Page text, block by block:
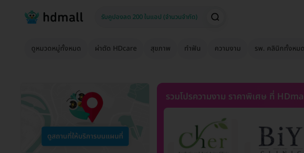
ดูหมวดหมู่ทั้งหมด ผ่าตัด HDcare สุขภาพ ทำฟัน ความงาม รพ. คลินิกทั้งหมด
รวมโปรความงาม ราคาพิเศษ ที่